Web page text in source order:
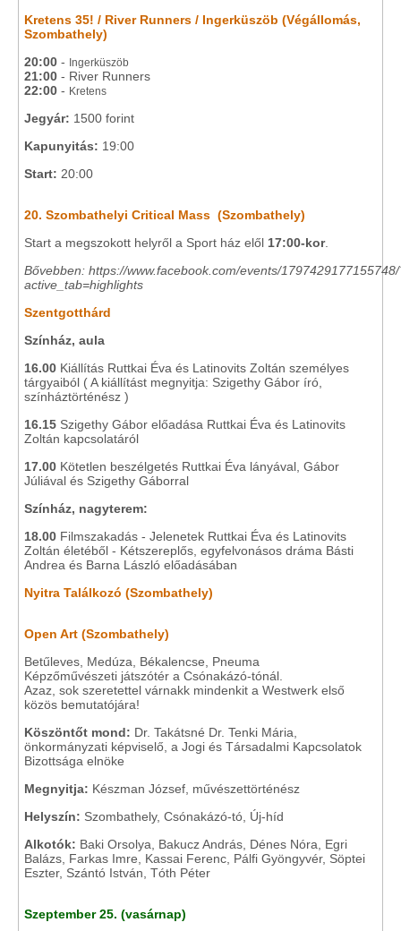
Kretens 35! / River Runners / Ingerküszöb (Végállomás,
Szombathely)
20:00 - Ingerküszöb
21:00 - River Runners
22:00 - Kretens
Jegyár: 1500 forint
Kapunyitás: 19:00
Start: 20:00
20. Szombathelyi Critical Mass (Szombathely)
Start a megszokott helyről a Sport ház elől 17:00-kor.
Bővebben: https://www.facebook.com/events/
active_tab=highlights
Szentgotthárd
Színház, aula
16.00 Kiállítás Ruttkai Éva és Latinovits Zoltán személyes
tárgyaiból ( A kiállítást megnyitja: Szigethy Gábor író,
színháztörténész )
16.15 Szigethy Gábor előadása Ruttkai Éva és Latinovits
Zoltán kapcsolatáról
17.00 Kötetlen beszélgetés Ruttkai Éva lányával, Gábor
Júliával és Szigethy Gáborral
Színház, nagyterem:
18.00 Filmszakadás - Jelenetek Ruttkai Éva és Latinovits
Zoltán életéből - Kétszereplős, egyfelvonásos dráma Básti
Andrea és Barna László előadásában
Nyitra Találkozó (Szombathely)
Open Art (Szombathely)
Betűleves, Medúza, Békalencse, Pneuma
Képzőművészeti játszótér a Csónakázó-tónál.
Azaz, sok szeretettel várnakk mindenkit a Westwerk első
közös bemutatójára!
Köszöntőt mond: Dr. Takátsné Dr. Tenki Mária,
önkormányzati képviselő, a Jogi és Társadalmi Kapcsolatok
Bizottsága elnöke
Megnyitja: Készman József, művészettörténész
Helyszín: Szombathely, Csónakázó-tó, Új-híd
Alkotók: Baki Orsolya, Bakucz András, Dénes Nóra, Egri
Balázs, Farkas Imre, Kassai Ferenc, Pálfi Gyöngyvér, Söptei
Eszter, Szántó István, Tóth Péter
Szeptember 25. (vasárnap)